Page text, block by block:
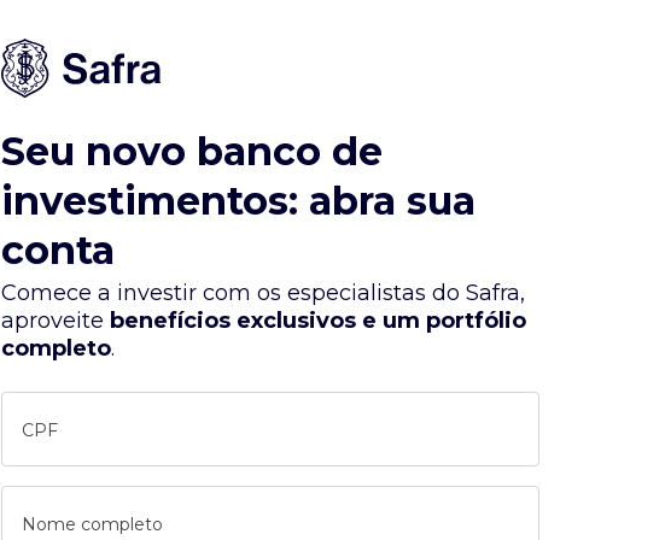
Seu novo banco de
investimentos: abra sua
conta
Comece a investir com os especialistas do Safra,
aproveite benefícios exclusivos e um portfólio
completo.
CPF
Nome completo